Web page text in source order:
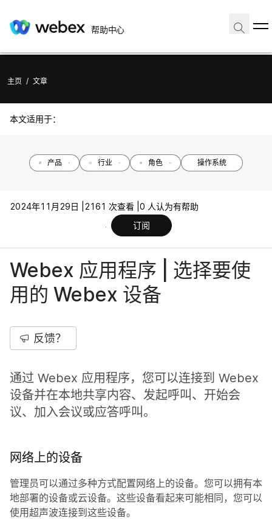
帮助中心
主页 / 文章
本文适用于：
产品 行业 角色 操作系统
2024年11月29日 | 2161 次查看 | 0 人认为有帮助
订阅
Webex 应用程序 | 选择要使
用的 Webex 设备
反馈？
通过 Webex 应用程序，您可以连接到 Webex
设备并在本地共享内容、发起呼叫、开始会
议、加入会议或应答呼叫。
网络上的设备
管理员可以通过多种方式配置网络上的设备。您可以拥有本
地部署的设备或云设备。这些设备看起来可能相同，您可以
使用超声波连接到这些设备。